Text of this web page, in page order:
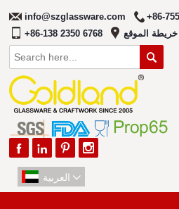
info@szglassware.com
+86-
+86-138 2350 6768
خريطة الموقع

   
العربية 